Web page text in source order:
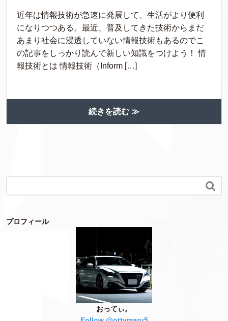
近年は情報技術が急速に発展して、生活がより便利
になりつつある。最近、普及してきた技術からまだ
あまり社会に浸透していない情報技術もあるのでこ
の記事をしっかり読んで新しい知識をつけよう！ 情
報技術とは 情報技術（Inform […]
続きを読む ≫

プロフィール
おってぃ。